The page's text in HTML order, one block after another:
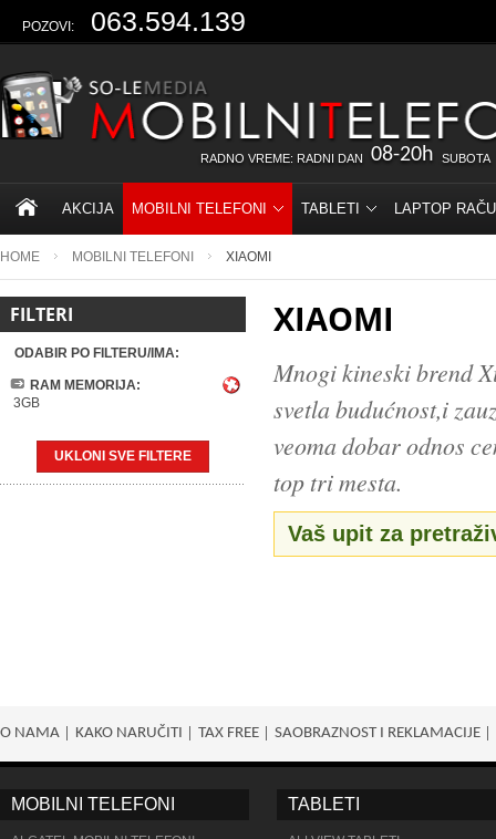
POZOVI: 063.594.139
RADNO VREME: RADNI DAN 08-20h SUBOTA
AKCIJA MOBILNI TELEFONI TABLETI LAPTOP
HOME MOBILNI TELEFONI XIAOMI
FILTERI
ODABIR PO FILTERU/IMA:
RAM MEMORIJA:
3GB
UKLONI SVE FILTERE
XIAOMI
Mnogi kineski brend
svetla budućnost,i
veoma dobar odnos
top tri mesta.
Vaš upit za
O NAMA KAKO NARUČITI TAX FREE SAOBRAZNOST I REKLAMACIJE
MOBILNI TELEFONI TABLETI